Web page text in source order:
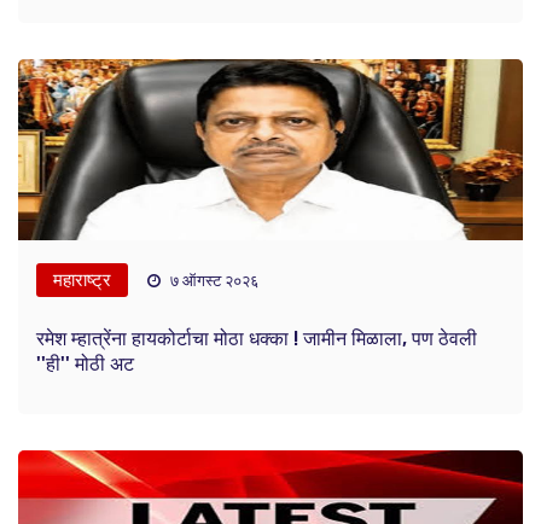
महाराष्ट्र ७ ऑगस्ट २०२६
रमेश म्हात्रेंना हायकोर्टाचा मोठा धक्का ! जामीन मिळाला, पण ठेवली
''ही'' मोठी अट